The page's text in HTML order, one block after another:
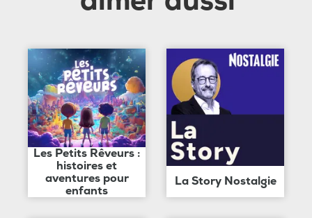
Les Petits Rêveurs :
histoires et
aventures pour
enfants
La Story Nostalgie